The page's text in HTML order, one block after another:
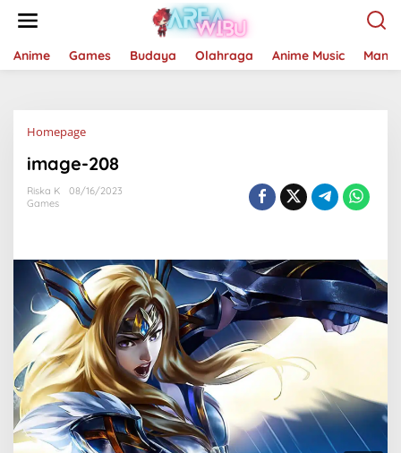
Anime Games Budaya Olahraga Anime Music
HomepageLampiran
image-208
Riska K
08/16/2023
Games